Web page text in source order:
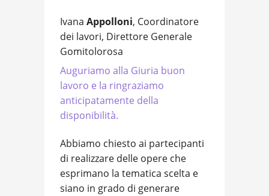
Ivana Appolloni, Coordinatore
dei lavori, Direttore Generale
Gomitolorosa
Auguriamo alla Giuria buon
lavoro e la ringraziamo
anticipatamente della
disponibilità.
Abbiamo chiesto ai partecipanti
di realizzare delle opere che
esprimano la tematica scelta e
siano in grado di generare